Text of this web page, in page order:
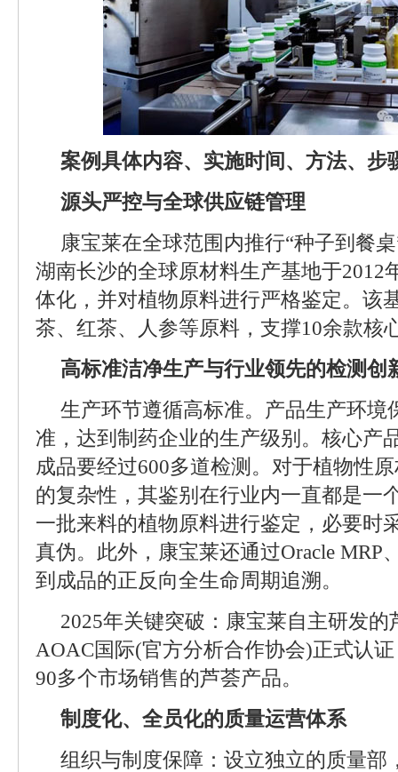
案例具体内容、实施时间、方法、步
源头严控与全球供应链管理
康宝莱在全球范围内推行“种子到餐
湖南长沙的全球原材料生产基地于2012
体化，并对植物原料进行严格鉴定。该
茶、红茶、人参等原料，支撑10余款核
高标准洁净生产与行业领先的检测创
生产环节遵循高标准。产品生产环境
准，达到制药企业的生产级别。核心产
成品要经过600多道检测。对于植物性
的复杂性，其鉴别在行业内一直都是一
一批来料的植物原料进行鉴定，必要时
真伪。此外，康宝莱还通过Oracle MRP
到成品的正反向全生命周期追溯。
2025年关键突破：康宝莱自主研发
AOAC国际(官方分析合作协会)正式认
90多个市场销售的芦荟产品。
制度化、全员化的质量运营体系
组织与制度保障：设立独立的质量部